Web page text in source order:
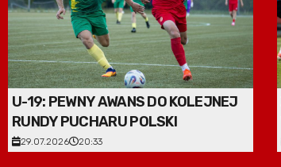
U-19: PEWNY AWANS DO KOLEJNEJ
RUNDY PUCHARU POLSKI
29.07.2026 20:33